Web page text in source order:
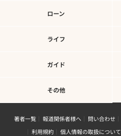
ローン
ライフ
ガイド
その他
著者一覧 報道関係者様へ 問い合わせ
利用規約
個人情報の取扱について